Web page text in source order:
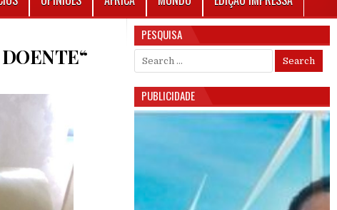
GOMES “GRAVEMENTE DOENTE“
PESQUISA
Search for:
PUBLICIDADE